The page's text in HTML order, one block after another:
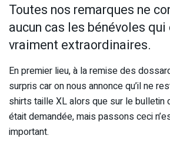
Toutes nos remarques ne
aucun cas les bénévoles
vraiment extraordinaires.
En premier lieu, à la remise des
surpris car on nous annonce qu’il ne
shirts taille XL alors que sur le bulletin
était demandée, mais passons ceci
important.